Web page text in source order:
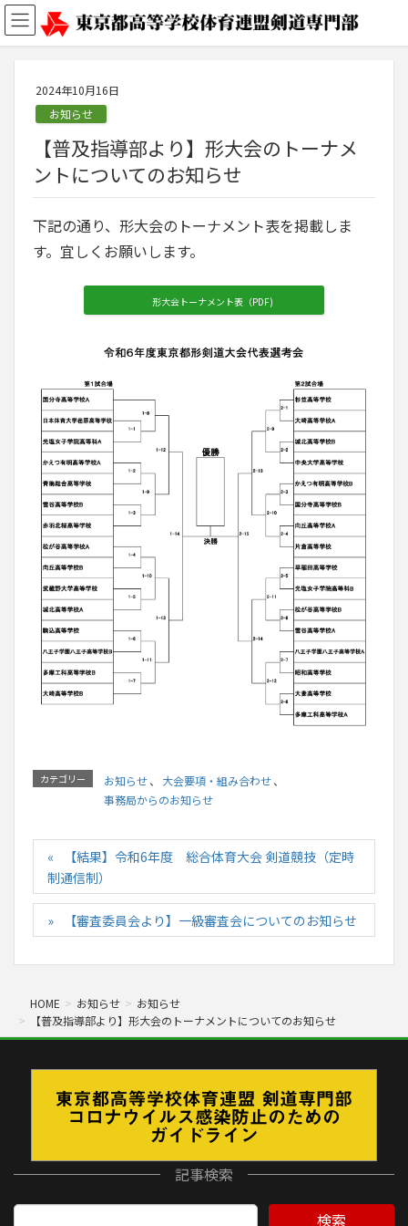
2024年10月16日
お知らせ
【普及指導部より】形大会のトーナメ
ントについてのお知らせ
下記の通り、形大会のトーナメント表を掲載しま
す。宜しくお願いします。
形大会トーナメント表（PDF)
カテゴリー お知らせ、 大会要項・組み合わせ、
事務局からのお知らせ
【結果】令和6年度 総合体育大会 剣道競技（定時
制通信制）
【審査委員会より】一級審査会についてのお知らせ
HOME お知らせ
お知らせ
【普及指導部より】形大会のトーナメントについてのお知らせ
記事検索
検索